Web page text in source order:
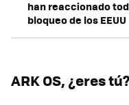
han reaccionado
bloqueo de los EEUU
ARK OS, ¿eres tú?